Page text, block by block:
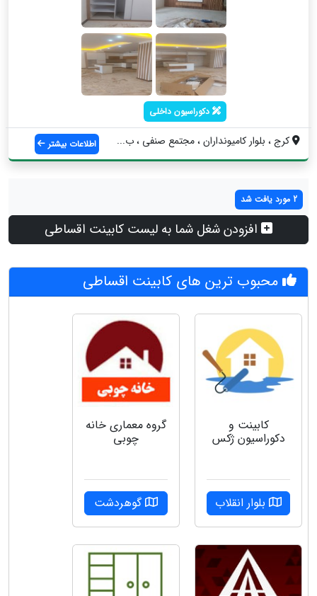
دکوراسیون داخلی
کرج ، بلوار کامیونداران ، مجتمع صنفی ، ب... اطلاعات بیشتر
2 مورد یافت شد
افزودن شغل شما به لیست کابینت اقساطی
محبوب ترین های کابینت اقساطی
کابینت و
دکوراسیون ژکس
بلوار انقلاب
گروه‌ معماری خانه
چوبی
گوهردشت